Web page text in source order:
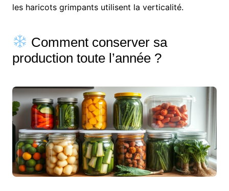
les haricots grimpants utilisent la verticalité.
Comment conserver sa
production toute l’année ?